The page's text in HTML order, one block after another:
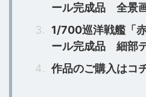
ール完成品 全景
1/700巡洋戦艦「
ール完成品 細部
作品のご購入はコ